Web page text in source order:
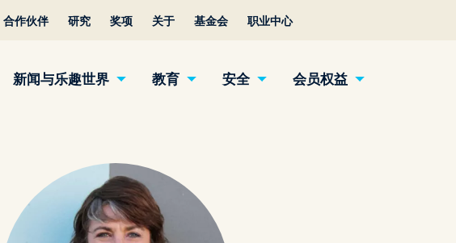
合作伙伴 研究 奖项 关于 基金会 职业中心
新闻与乐趣世界 教育 安全 会员权益